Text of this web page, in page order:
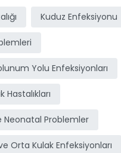
Kuduz Enfeksiyonu
Yolu Enfeksiyonları
Hastalıkları
Neonatal Problemler
Orta Kulak Enfeksiyonları